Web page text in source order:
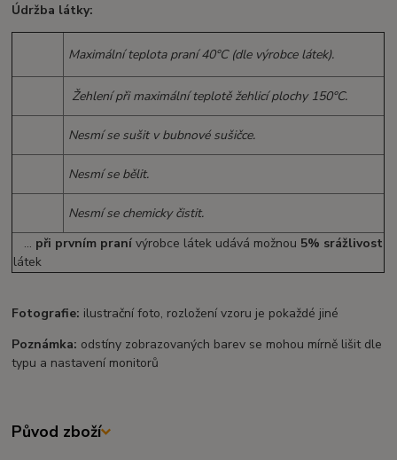
Údržba látky:
Maximální teplota praní 40°C (dle výrobce látek).
Žehlení při maximální teplotě žehlicí plochy 150°C.
Nesmí se sušit v bubnové sušičce.
Nesmí se bělit.
Nesmí se chemicky čistit.
... při prvním praní výrobce látek udává možnou 5% srážlivost
látek
Fotografie: ilustrační foto, rozložení vzoru je pokaždé jiné
Poznámka: odstíny zobrazovaných barev se mohou mírně lišit dle
typu a nastavení monitorů
Původ zboží